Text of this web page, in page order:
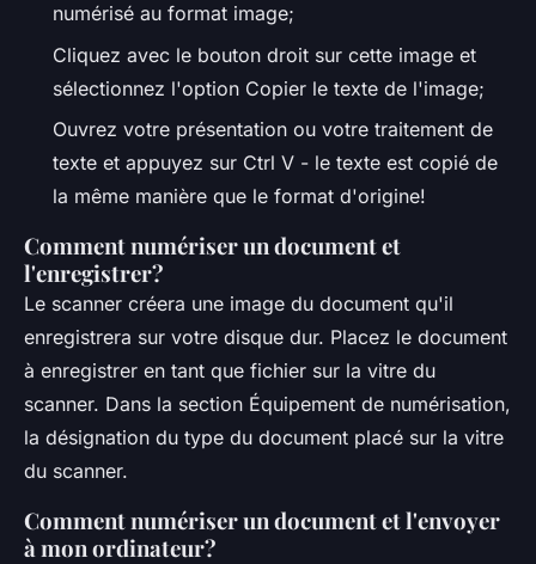
numérisé au format image;
Cliquez avec le bouton droit sur cette image et
sélectionnez l'option Copier le texte de l'image;
Ouvrez votre présentation ou votre traitement de
texte et appuyez sur Ctrl V - le texte est copié de
la même manière que le format d'origine!
Comment numériser un document et
l'enregistrer?
Le scanner créera une image du document qu'il
enregistrera sur votre disque dur. Placez le document
à enregistrer en tant que fichier sur la vitre du
scanner. Dans la section Équipement de numérisation,
la désignation du type du document placé sur la vitre
du scanner.
Comment numériser un document et l'envoyer
à mon ordinateur?